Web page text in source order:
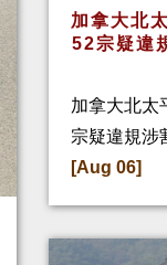
加拿大北
52宗疑違
加拿大北太
宗疑違規涉
[Aug 06]